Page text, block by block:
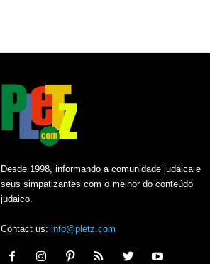
Desde 1998, informando a comunidade judaica e
seus simpatizantes com o melhor do conteúdo
judaico.
Contact us: info@pletz.com